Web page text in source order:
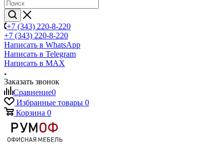
+7 (343) 220-8-220
+7 (343) 220-8-220
Написать в WhatsApp
Написать в Telegram
Написать в MAX
Заказать звонок
Сравнение0
Избранные товары 0
Корзина 0